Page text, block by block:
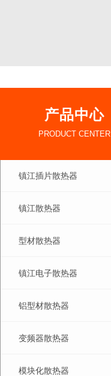
产品中心
PRODUCT CENTER
镇江插片散热器
镇江散热器
型材散热器
镇江电子散热器
铝型材散热器
变频器散热器
模块化散热器